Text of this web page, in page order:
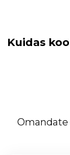
Kuidas